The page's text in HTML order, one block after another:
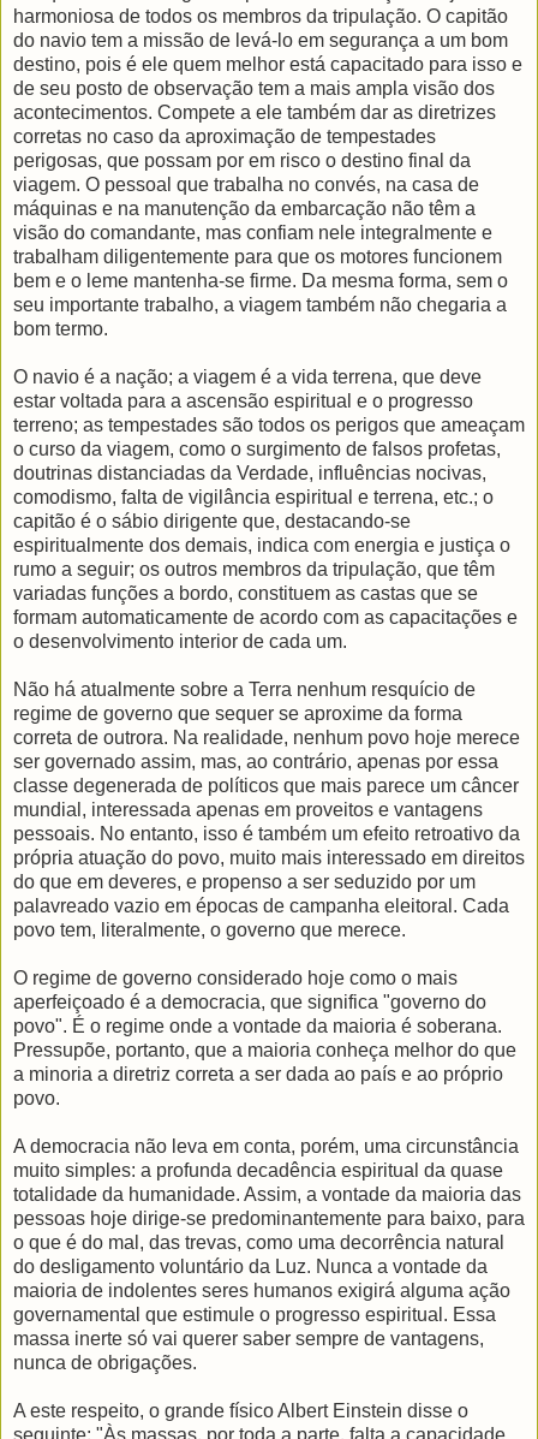
harmoniosa de todos os membros da tripulação. O capitão
do navio tem a missão de levá-lo em segurança a um bom
destino, pois é ele quem melhor está capacitado para isso e
de seu posto de observação tem a mais ampla visão dos
acontecimentos. Compete a ele também dar as diretrizes
corretas no caso da aproximação de tempestades
perigosas, que possam por em risco o destino final da
viagem. O pessoal que trabalha no convés, na casa de
máquinas e na manutenção da embarcação não têm a
visão do comandante, mas confiam nele integralmente e
trabalham diligentemente para que os motores funcionem
bem e o leme mantenha-se firme. Da mesma forma, sem o
seu importante trabalho, a viagem também não chegaria a
bom termo.
O navio é a nação; a viagem é a vida terrena, que deve
estar voltada para a ascensão espiritual e o progresso
terreno; as tempestades são todos os perigos que ameaçam
o curso da viagem, como o surgimento de falsos profetas,
doutrinas distanciadas da Verdade, influências nocivas,
comodismo, falta de vigilância espiritual e terrena, etc.; o
capitão é o sábio dirigente que, destacando-se
espiritualmente dos demais, indica com energia e justiça o
rumo a seguir; os outros membros da tripulação, que têm
variadas funções a bordo, constituem as castas que se
formam automaticamente de acordo com as capacitações e
o desenvolvimento interior de cada um.
Não há atualmente sobre a Terra nenhum resquício de
regime de governo que sequer se aproxime da forma
correta de outrora. Na realidade, nenhum povo hoje merece
ser governado assim, mas, ao contrário, apenas por essa
classe degenerada de políticos que mais parece um câncer
mundial, interessada apenas em proveitos e vantagens
pessoais. No entanto, isso é também um efeito retroativo da
própria atuação do povo, muito mais interessado em direitos
do que em deveres, e propenso a ser seduzido por um
palavreado vazio em épocas de campanha eleitoral. Cada
povo tem, literalmente, o governo que merece.
O regime de governo considerado hoje como o mais
aperfeiçoado é a democracia, que significa "governo do
povo". É o regime onde a vontade da maioria é soberana.
Pressupõe, portanto, que a maioria conheça melhor do que
a minoria a diretriz correta a ser dada ao país e ao próprio
povo.
A democracia não leva em conta, porém, uma circunstância
muito simples: a profunda decadência espiritual da quase
totalidade da humanidade. Assim, a vontade da maioria das
pessoas hoje dirige-se predominantemente para baixo, para
o que é do mal, das trevas, como uma decorrência natural
do desligamento voluntário da Luz. Nunca a vontade da
maioria de indolentes seres humanos exigirá alguma ação
governamental que estimule o progresso espiritual. Essa
massa inerte só vai querer saber sempre de vantagens,
nunca de obrigações.
A este respeito, o grande físico Albert Einstein disse o